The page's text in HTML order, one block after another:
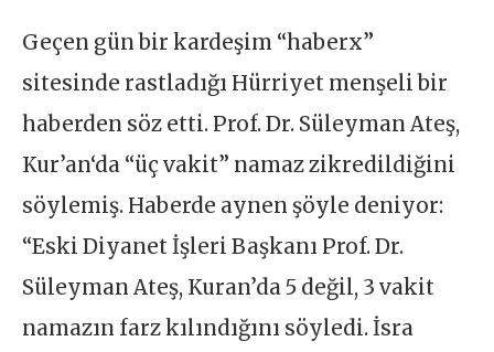
Geçen gün bir kardeşim “haberx”
sitesinde rastladığı Hürriyet menşeli bir
haberden söz etti. Prof. Dr. Süleyman Ateş,
Kur’an‘da “üç vakit” namaz zikredildiğini
söylemiş. Haberde aynen şöyle deniyor:
“Eski Diyanet İşleri Başkanı Prof. Dr.
Süleyman Ateş, Kuran’da 5 değil, 3 vakit
namazın farz kılındığını söyledi. İsra